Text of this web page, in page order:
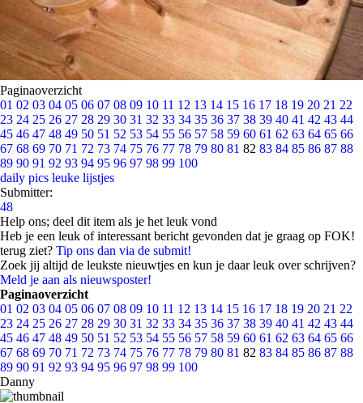
Paginaoverzicht
01 02 03 04 05 06 07 08 09 10 11 12 13 14 15 16 17 18 19 20 21 22
23 24 25 26 27 28 29 30 31 32 33 34 35 36 37 38 39 40 41 42 43 44
45 46 47 48 49 50 51 52 53 54 55 56 57 58 59 60 61 62 63 64 65 66
67 68 69 70 71 72 73 74 75 76 77 78 79 80 81 82 83 84 85 86 87 88
89 90 91 92 93 94 95 96 97 98 99 100
daily pics leuke lijstjes
Submitter:
48
Help ons; deel dit item als je het leuk vond
Heb je een leuk of interessant bericht gevonden dat je graag op FOK!
terug ziet? Tip ons dan via de submit!
Zoek jij altijd de leukste nieuwtjes en kun je daar leuk over schrijven?
Meld je aan als nieuwsposter!
Paginaoverzicht
01 02 03 04 05 06 07 08 09 10 11 12 13 14 15 16 17 18 19 20 21 22
23 24 25 26 27 28 29 30 31 32 33 34 35 36 37 38 39 40 41 42 43 44
45 46 47 48 49 50 51 52 53 54 55 56 57 58 59 60 61 62 63 64 65 66
67 68 69 70 71 72 73 74 75 76 77 78 79 80 81 82 83 84 85 86 87 88
89 90 91 92 93 94 95 96 97 98 99 100
Danny